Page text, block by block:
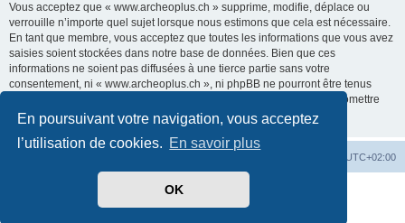
En poursuivant votre navigation, vous acceptez
l’utilisation de cookies. En savoir plus
OK
Vous acceptez que « www.archeoplus.ch » supprime, modifie, déplace ou
verrouille n’importe quel sujet lorsque nous estimons que cela est nécessaire.
En tant que membre, vous acceptez que toutes les informations que vous avez
saisies soient stockées dans notre base de données. Bien que ces
informations ne soient pas diffusées à une tierce partie sans votre
consentement, ni « www.archeoplus.ch », ni phpBB ne pourront être tenus
comme responsables en cas de tentative de piratage visant à compromettre
les données.
UTC+02:00
phpBB ® Forum Software © phpBB Limited
phpBB-fr.com